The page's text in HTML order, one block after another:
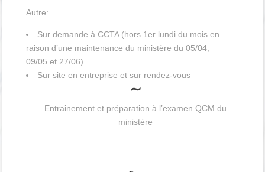
Autre:
Sur demande à CCTA (hors 1er lundi du mois en
raison d’une maintenance du ministère du 05/04;
09/05 et 27/06)
Sur site en entreprise et sur rendez-vous
∼
Entrainement et préparation à l’examen QCM du
ministère